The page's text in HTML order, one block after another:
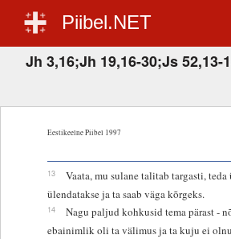
Piibel.NET
Jh 3,16;Jh 19,16-30;Js 52,13-
Eestikeelne Piibel 1997
13
Vaata, mu sulane talitab targasti,
ülendatakse ja ta saab väga kõrgeks.
14
Nagu paljud kohkusid tema pärast -
ebainimlik oli ta välimus ja ta kuju ei